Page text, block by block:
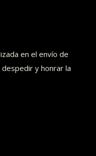
en el envío de
y honrar la